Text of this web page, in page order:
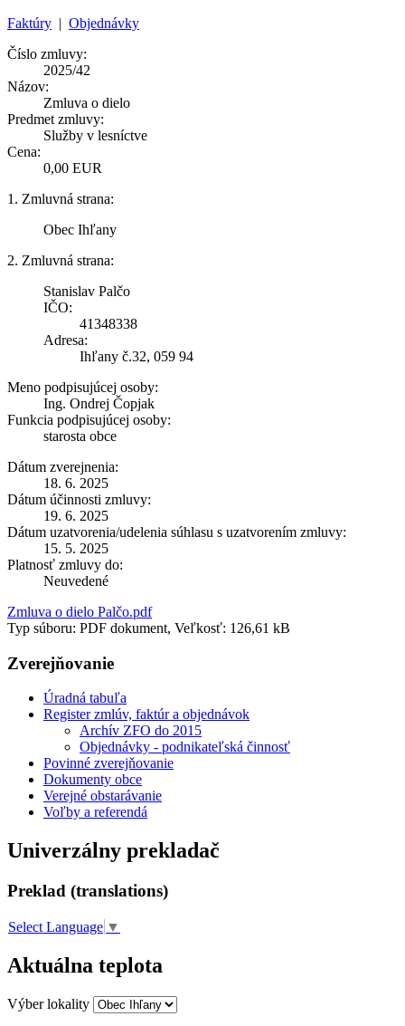
Faktúry | Objednávky
Číslo zmluvy:
2025/42
Názov:
Zmluva o dielo
Predmet zmluvy:
Služby v lesníctve
Cena:
0,00 EUR
1. Zmluvná strana:
Obec Ihľany
2. Zmluvná strana:
Stanislav Palčo
IČO:
41348338
Adresa:
Ihľany č.32, 059 94
Meno podpisujúcej osoby:
Ing. Ondrej Čopjak
Funkcia podpisujúcej osoby:
starosta obce
Dátum zverejnenia:
18. 6. 2025
Dátum účinnosti zmluvy:
19. 6. 2025
Dátum uzatvorenia/udelenia súhlasu s uzatvorením zmluvy:
15. 5. 2025
Platnosť zmluvy do:
Neuvedené
Zmluva o dielo Palčo.pdf
Typ súboru: PDF dokument, Veľkosť: 126,61 kB
Zverejňovanie
Úradná tabuľa
Register zmlúv, faktúr a objednávok
Archív ZFO do 2015
Objednávky - podnikateľská činnosť
Povinné zverejňovanie
Dokumenty obce
Verejné obstarávanie
Voľby a referendá
Univerzálny prekladač
Preklad (translations)
Select Language ▼
Aktuálna teplota
Výber lokality